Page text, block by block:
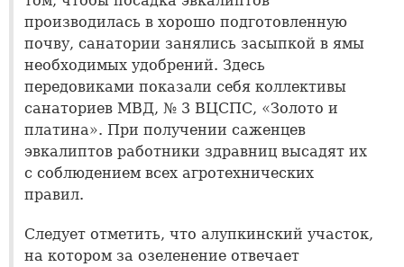
производилась в хорошо подготовленную
почву, санатории занялись засыпкой в ямы
необходимых удобрений. Здесь
передовиками показали себя коллективы
санаториев МВД, № 3 ВЦСПС, «Золото и
платина». При получении саженцев
эвкалиптов работники здравниц высадят их
с соблюдением всех агротехнических
правил.
Следует отметить, что алупкинский участок,
на котором за озеленение отвечает